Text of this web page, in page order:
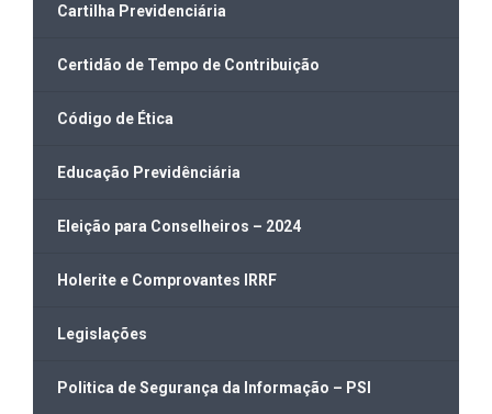
Cartilha Previdenciária
Certidão de Tempo de Contribuição
Código de Ética
Educação Previdênciária
Eleição para Conselheiros – 2024
Holerite e Comprovantes IRRF
Legislações
Politica de Segurança da Informação – PSI